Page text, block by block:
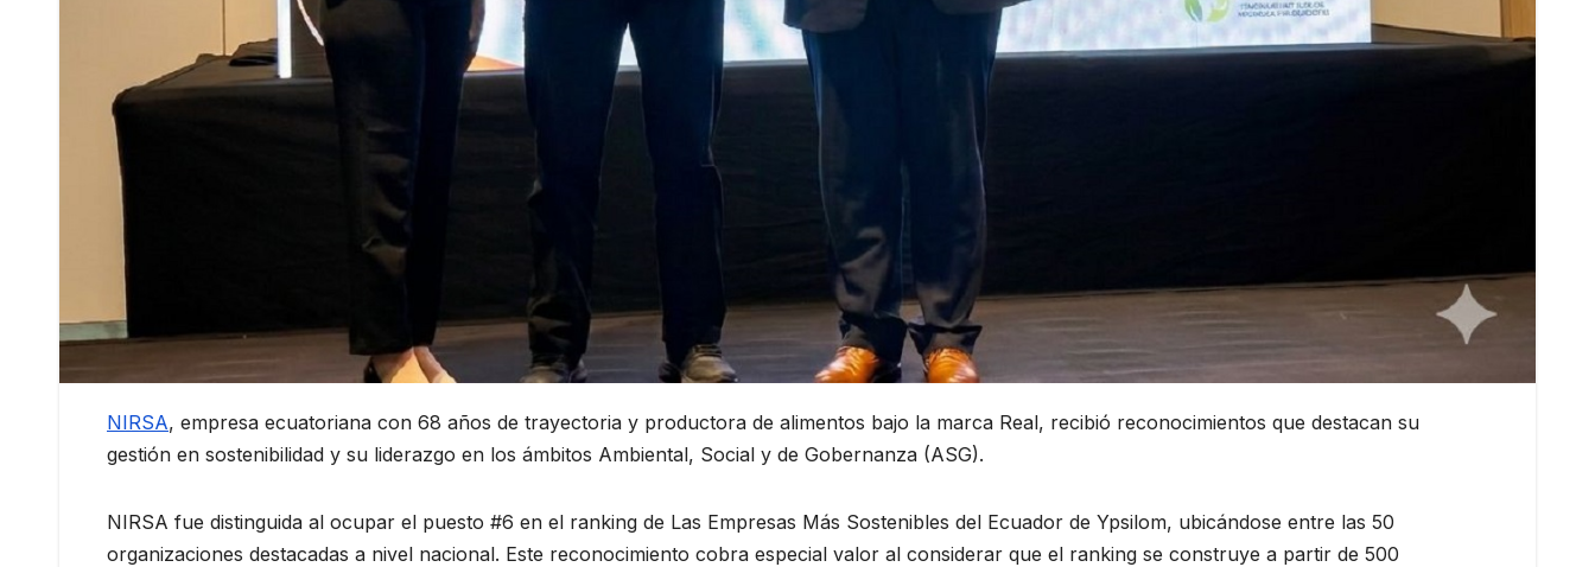
NIRSA, empresa ecuatoriana con 68 años de trayectoria y productora de alimentos bajo la marca Real, recibió reconocimientos que destacan su
gestión en sostenibilidad y su liderazgo en los ámbitos Ambiental, Social y de Gobernanza (ASG).
NIRSA fue distinguida al ocupar el puesto #6 en el ranking de Las Empresas Más Sostenibles del Ecuador de Ypsilom, ubicándose entre las 50
organizaciones destacadas a nivel nacional. Este reconocimiento cobra especial valor al considerar que el ranking se construye a partir de 500